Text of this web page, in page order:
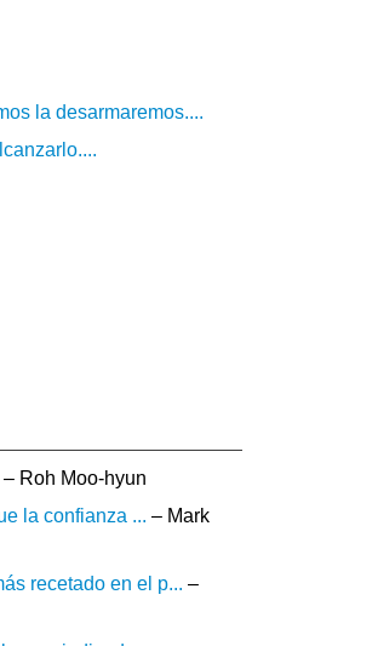
la desarmaremos....
– Roh Moo-hyun
la confianza ... – Mark
recetado en el p... –